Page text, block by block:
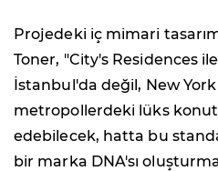
Projedeki iç mimari
Toner, "City's Residences
İstanbul'da değil, New
metropollerdeki lüks
edebilecek, hatta bu
bir marka DNA'sı